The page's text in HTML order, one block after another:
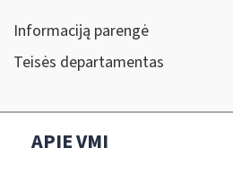
Informaciją parengė
Teisės departamentas
APIE VMI